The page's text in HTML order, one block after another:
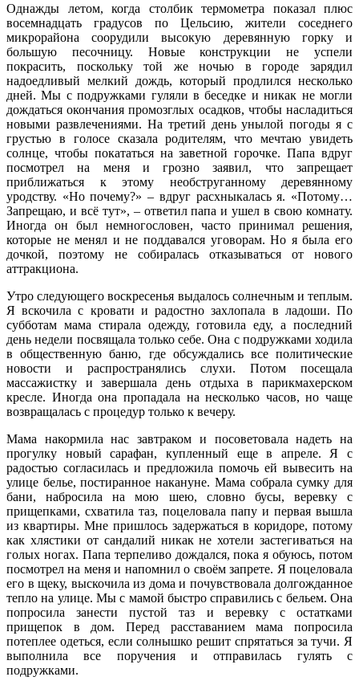
Однажды летом, когда столбик термометра показал плюс
восемнадцать градусов по Цельсию, жители соседнего
микрорайона соорудили высокую деревянную горку и
большую песочницу. Новые конструкции не успели
покрасить, поскольку той же ночью в городе зарядил
надоедливый мелкий дождь, который продлился несколько
дней. Мы с подружками гуляли в беседке и никак не могли
дождаться окончания промозглых осадков, чтобы насладиться
новыми развлечениями. На третий день унылой погоды я с
грустью в голосе сказала родителям, что мечтаю увидеть
солнце, чтобы покататься на заветной горочке. Папа вдруг
посмотрел на меня и грозно заявил, что запрещает
приближаться к этому необструганному деревянному
уродству. «Но почему?» – вдруг расхныкалась я. «Потому…
Запрещаю, и всё тут», – ответил папа и ушел в свою комнату.
Иногда он был немногословен, часто принимал решения,
которые не менял и не поддавался уговорам. Но я была его
дочкой, поэтому не собиралась отказываться от нового
аттракциона.
Утро следующего воскресенья выдалось солнечным и теплым.
Я вскочила с кровати и радостно захлопала в ладоши. По
субботам мама стирала одежду, готовила еду, а последний
день недели посвящала только себе. Она с подружками ходила
в общественную баню, где обсуждались все политические
новости и распространялись слухи. Потом посещала
массажистку и завершала день отдыха в парикмахерском
кресле. Иногда она пропадала на несколько часов, но чаще
возвращалась с процедур только к вечеру.
Мама накормила нас завтраком и посоветовала надеть на
прогулку новый сарафан, купленный еще в апреле. Я с
радостью согласилась и предложила помочь ей вывесить на
улице белье, постиранное накануне. Мама собрала сумку для
бани, набросила на мою шею, словно бусы, веревку с
прищепками, схватила таз, поцеловала папу и первая вышла
из квартиры. Мне пришлось задержаться в коридоре, потому
как хлястики от сандалий никак не хотели застегиваться на
голых ногах. Папа терпеливо дождался, пока я обуюсь, потом
посмотрел на меня и напомнил о своём запрете. Я поцеловала
его в щеку, выскочила из дома и почувствовала долгожданное
тепло на улице. Мы с мамой быстро справились с бельем. Она
попросила занести пустой таз и веревку с остатками
прищепок в дом. Перед расставанием мама попросила
потеплее одеться, если солнышко решит спрятаться за тучи. Я
выполнила все поручения и отправилась гулять с
подружками.